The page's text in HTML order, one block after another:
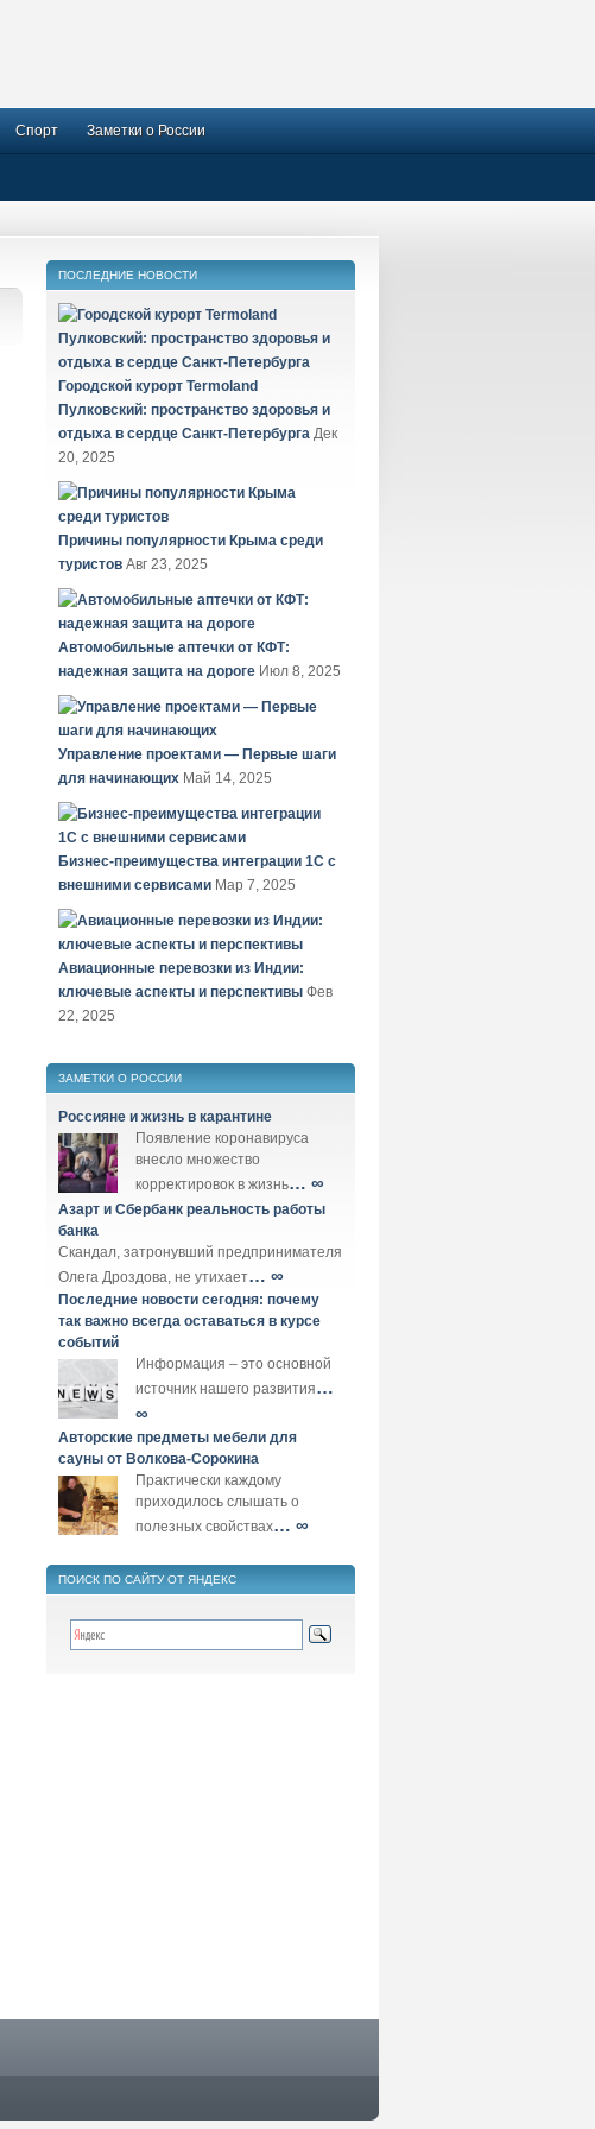
Спорт Заметки о России
ПОСЛЕДНИЕ НОВОСТИ
Городской курорт Termoland
Пулковский: пространство здоровья и
отдыха в сердце Санкт-Петербурга Дек
20, 2025
Причины популярности Крыма среди
туристов Авг 23, 2025
Автомобильные аптечки от КФТ:
надежная защита на дороге Июл 8, 2025
Управление проектами — Первые шаги
для начинающих Май 14, 2025
Бизнес-преимущества интеграции 1С с
внешними сервисами Мар 7, 2025
Авиационные перевозки из Индии:
ключевые аспекты и перспективы Фев
22, 2025
ЗАМЕТКИ О РОССИИ
Россияне и жизнь в карантине
Появление коронавируса
внесло множество
корректировок в жизнь… ∞
Азарт и Сбербанк реальность работы
банка
Скандал, затронувший предпринимателя
Олега Дроздова, не утихает… ∞
Последние новости сегодня: почему
так важно всегда оставаться в курсе
событий
Информация – это основной
источник нашего развития…
∞
Авторские предметы мебели для
сауны от Волкова-Сорокина
Практически каждому
приходилось слышать о
полезных свойствах… ∞
ПОИСК ПО САЙТУ ОТ ЯНДЕКС